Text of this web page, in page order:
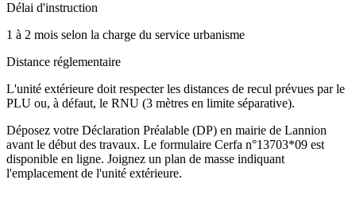
Délai d'instruction
1 à 2 mois selon la charge du service urbanisme
Distance réglementaire
L'unité extérieure doit respecter les distances de recul prévues par le
PLU ou, à défaut, le RNU (3 mètres en limite séparative).
Déposez votre Déclaration Préalable (DP) en mairie de Lannion
avant le début des travaux. Le formulaire Cerfa n°13703*09 est
disponible en ligne. Joignez un plan de masse indiquant
l'emplacement de l'unité extérieure.